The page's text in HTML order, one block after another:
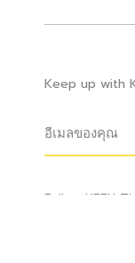
Keep up with
Follow KEEN